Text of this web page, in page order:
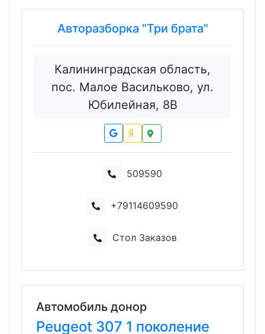
Авторазборка "Три брата"
Калининградская область,
пос. Малое Васильково, ул.
Юбилейная, 8В
509590
+79114609590
Стол Заказов
Автомобиль донор
Peugeot 307 1 поколение